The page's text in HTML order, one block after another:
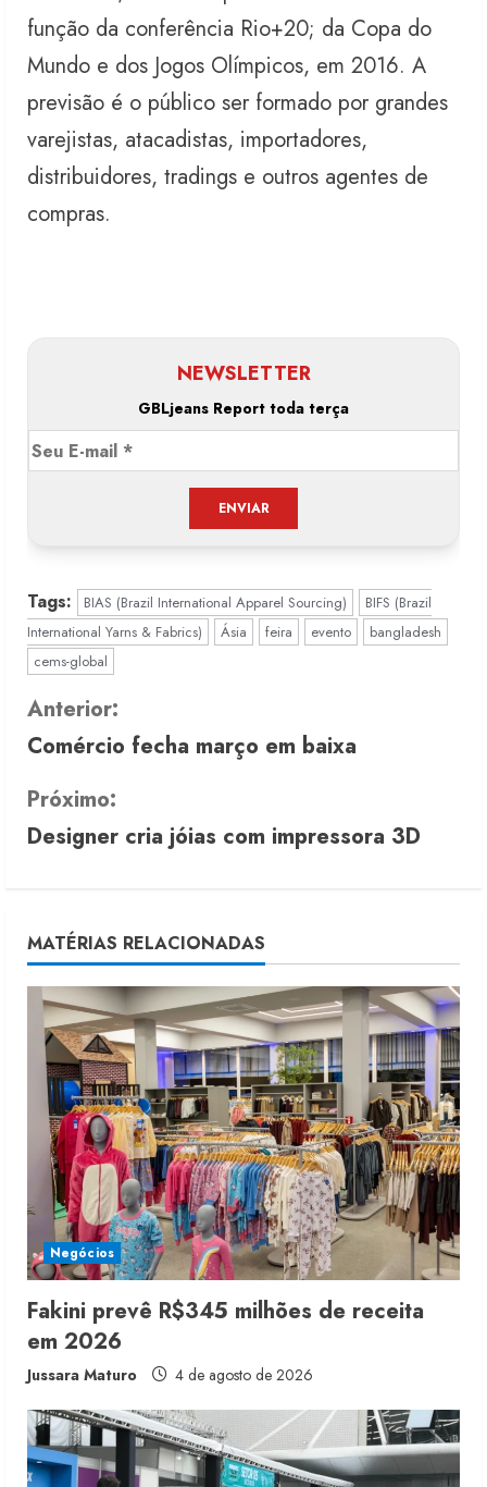
função da conferência Rio+20; da Copa do
Mundo e dos Jogos Olímpicos, em 2016. A
previsão é o público ser formado por grandes
varejistas, atacadistas, importadores,
distribuidores, tradings e outros agentes de
compras.
NEWSLETTER
GBLjeans Report toda terça
Tags: BIAS (Brazil International Apparel Sourcing)
BIFS (Brazil
International Yarns & Fabrics)
Ásia feira evento
bangladesh
cems-global
C
o
n
t
n
u
e
R
d
i
n
g
Anterior:
Comércio fecha março em baixa
Próximo:
Designer cria jóias com impressora 3D
MATÉRIAS RELACIONADAS
Negócios
Fakini prevê R$345 milhões de receita
em 2026
Jussara Maturo 4 de agosto de 2026